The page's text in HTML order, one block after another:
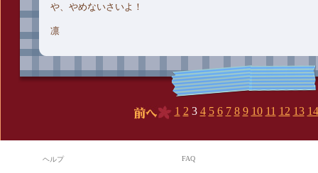
や、やめないさいよ！
凛
1 2 3 4 5 6 7 8 9 10 11 12 13 14
ヘルプ FAQ